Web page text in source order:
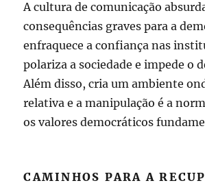
A cultura de comunicação
consequências graves para a
enfraquece a confiança nas
polariza a sociedade e impede o
Além disso, cria um ambiente
relativa e a manipulação é a
os valores democráticos
CAMINHOS PARA A